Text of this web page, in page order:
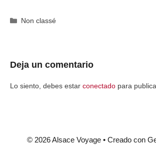
Categorías
Non classé
Deja un comentario
Lo siento, debes estar conectado para
© 2026 Alsace Voyage• Creado con